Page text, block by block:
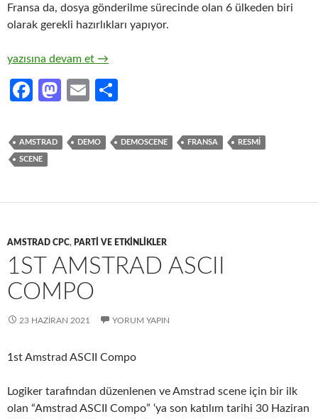
Fransa da, dosya gönderilme sürecinde olan 6 ülkeden biri
olarak gerekli hazırlıkları yapıyor.
Fransa Kültür Bakanlığı’na Demoscene Sunumu
yazısına devam et →
Fa
b
o
k
M
to
n
E
ail ar
AMSTRAD DEMO DEMOSCENE FRANSA RESMI
SCENE
AMSTRAD CPC, PARTI VE ETKINLIKLER
1ST AMSTRAD ASCII
COMPO
23 HAZIRAN 2021 YORUM YAPIN
1st Amstrad ASCII Compo
Logiker tarafından düzenlenen ve Amstrad scene için bir ilk
olan “Amstrad ASCII Compo” ‘ya son katılım tarihi 30 Haziran